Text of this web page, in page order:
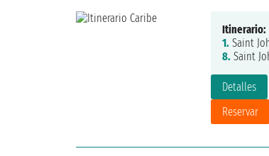
Detalles
Reservar
Itinerario:
1. Saint
8. Saint